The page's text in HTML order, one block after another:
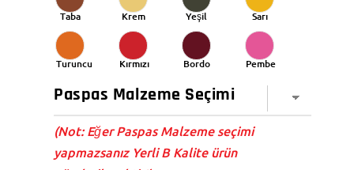
Taba Krem Yeşil Sarı
Turuncu Kırmızı Bordo Pembe
(Not: Eğer Paspas Malzeme seçimi
yapmazsanız Yerli B Kalite ürün